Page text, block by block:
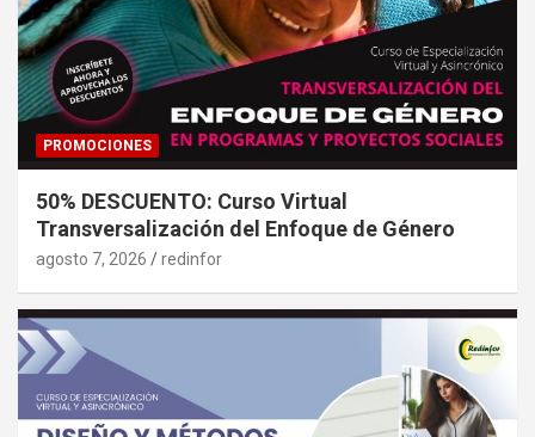
PROMOCIONES
50% DESCUENTO: Curso Virtual
Transversalización del Enfoque de Género
agosto 7, 2026 redinfor